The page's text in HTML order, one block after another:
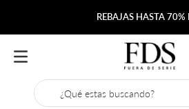
REBAJAS HASTA 70%
¿Qué estas buscando?